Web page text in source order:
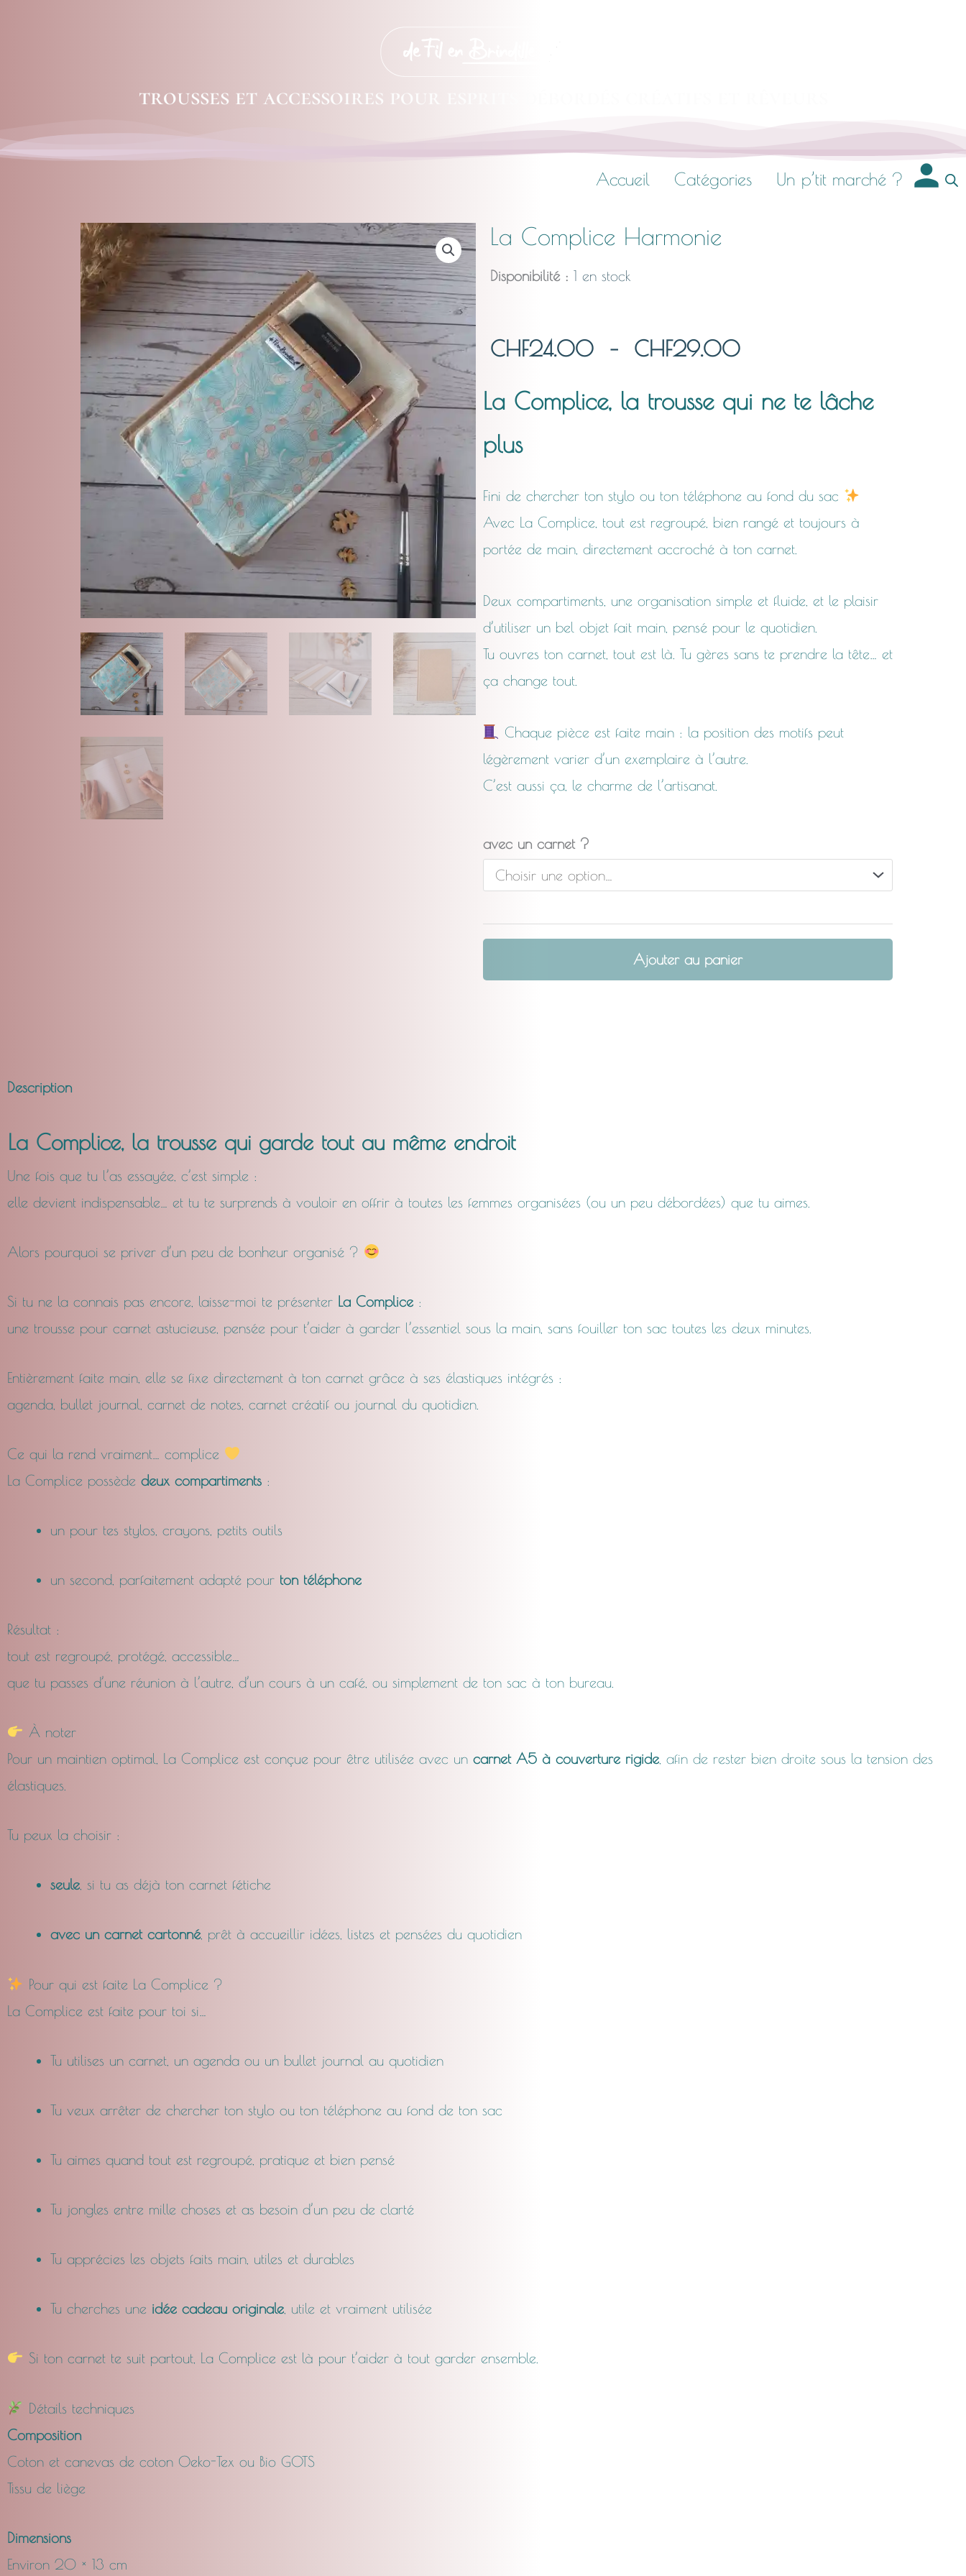
trousses et accessoires pour esprits débordés créatifs et rêveurs
Accueil Catégories Un p’tit marché ?
La Complice Harmonie
Disponibilité : 1 en stock
CHF24.00 – CHF29.00Plage
de
à
CHF29.00
La Complice, la trousse qui ne te lâche
plus
Fini de chercher ton stylo ou ton téléphone au fond du sac
Avec La Complice, tout est regroupé, bien rangé et toujours à
portée de main, directement accroché à ton carnet.
Deux compartiments, une organisation simple et fluide, et le plaisir
d’utiliser un bel objet fait main, pensé pour le quotidien.
Tu ouvres ton carnet, tout est là. Tu gères sans te prendre la tête… et
ça change tout.
Chaque pièce est faite main : la position des motifs peut
légèrement varier d’un exemplaire à l’autre.
C’est aussi ça, le charme de l’artisanat.
avec un carnet ?
de
La
Harmonie
Ajouter au panier
Description
La Complice, la trousse qui garde tout au même endroit
Une fois que tu l’as essayée, c’est simple :
elle devient indispensable… et tu te surprends à vouloir en offrir à toutes les femmes organisées (ou un peu débordées) que tu aimes.
Alors pourquoi se priver d’un peu de bonheur organisé ?
Si tu ne la connais pas encore, laisse-moi te présenter La Complice :
une trousse pour carnet astucieuse, pensée pour t’aider à garder l’essentiel sous la main, sans fouiller ton sac toutes les deux minutes.
Entièrement faite main, elle se fixe directement à ton carnet grâce à ses élastiques intégrés :
agenda, bullet journal, carnet de notes, carnet créatif ou journal du quotidien.
Ce qui la rend vraiment… complice
La Complice possède deux compartiments :
un pour tes stylos, crayons, petits outils
un second, parfaitement adapté pour ton téléphone
Résultat :
tout est regroupé, protégé, accessible…
que tu passes d’une réunion à l’autre, d’un cours à un café, ou simplement de ton sac à ton bureau.
À noter
Pour un maintien optimal, La Complice est conçue pour être utilisée avec un carnet A5 à couverture rigide , afin de rester bien droite sous la tension des
élastiques.
Tu peux la choisir :
seule , si tu as déjà ton carnet fétiche
avec un carnet cartonné, prêt à accueillir idées, listes et pensées du quotidien
Pour qui est faite La Complice ?
La Complice est faite pour toi si…
Tu utilises un carnet, un agenda ou un bullet journal au quotidien
Tu veux arrêter de chercher ton stylo ou ton téléphone au fond de ton sac
Tu aimes quand tout est regroupé, pratique et bien pensé
Tu jongles entre mille choses et as besoin d’un peu de clarté
Tu apprécies les objets faits main, utiles et durables
Tu cherches une idée cadeau originale , utile et vraiment utilisée
Si ton carnet te suit partout, La Complice est là pour t’aider à tout garder ensemble.
Détails techniques
Composition
Coton et canevas de coton Oeko-Tex ou Bio GOTS
Tissu de liège
Dimensions
Environ 20 × 13 cm